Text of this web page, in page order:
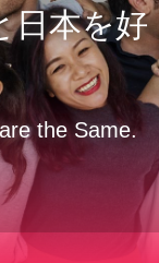
日本を好
the Same.